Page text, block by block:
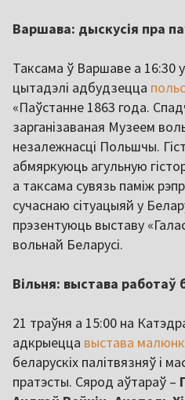
Варшава: дыскусія пра
Таксама ў Варшаве а 16:30
цытадэлі адбудзецца
«Паўстанне 1863 года.
зарганізаваная Музеем
незалежнасці Польшчы.
абмяркуюць агульную
а таксама сувязь паміж
сучаснаю сітуацыяй у
прэзентуюць выставу
вольнай Беларусі.
Вільня: выстава работаў
21 траўня а 15:00 на
адкрыецца выстава
беларускіх палітвязняў і
пратэсты. Сярод аўтараў –